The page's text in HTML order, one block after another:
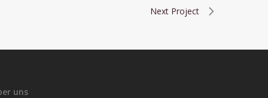
Next Project
uns